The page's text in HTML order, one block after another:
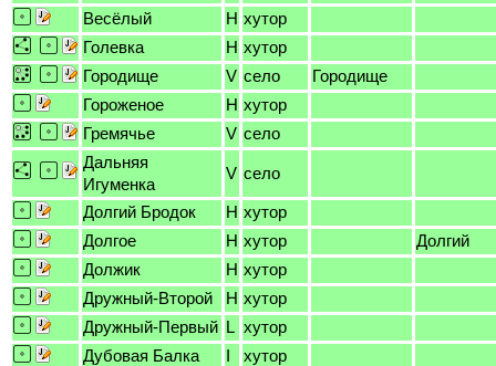
Весёлый
H хутор
Голевка
H хутор
Городище
V село
Городище
Гороженое
H хутор
Гремячье
V село
Дальняя
Игуменка
V село
Долгий Бродок H хутор
Долгое
H хутор
Долгий
Должик
H хутор
Дружный-Второй
H хутор
Дружный-Первый L хутор
Дубовая Балка
I
хутор